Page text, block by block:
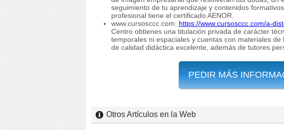
seguimiento de tu aprendizaje y contenidos
profesional tiene el certificado AENOR.
www.cursosccc.com: https://www.cursosccc.com/a-
Centro obtienes una titulación privada de carácter
temporales ni espaciales y cuentas con materiales
de calidad didáctica excelente, además de tutores
PEDIR MÁS
Otros Artículos en la Web